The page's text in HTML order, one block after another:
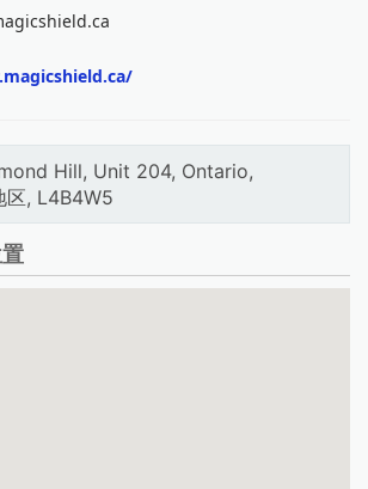
Hill, Unit 204, Ontario,
区, L4B4W5